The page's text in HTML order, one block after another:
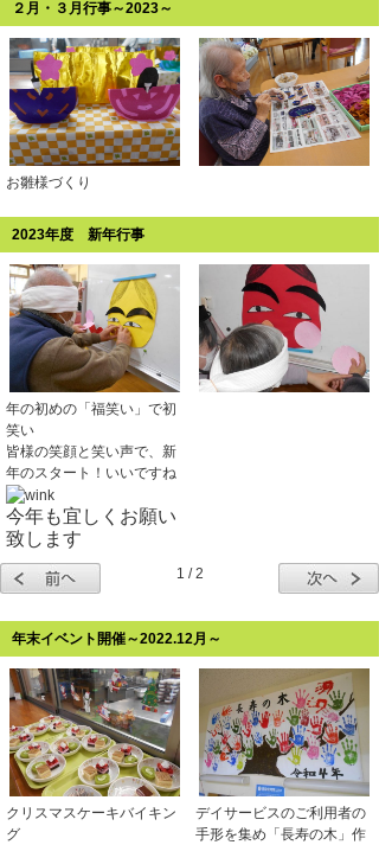
２月・３月行事～2023～
お雛様づくり
2023年度 新年行事
年の初めの「福笑い」で初
笑い
皆様の笑顔と笑い声で、新
年のスタート！いいですね
今年も宜しくお願い
致します
1 / 2
年末イベント開催～2022.12月～
クリスマスケーキバイキン
グ
デイサービスのご利用者の
手形を集め「長寿の木」作